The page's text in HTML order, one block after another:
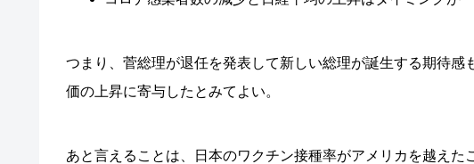
つまり、菅総理が退任を発表して新しい総理が誕生する期待
価の上昇に寄与したとみてよい。
あと言えることは、日本のワクチン接種率がアメリカを越え